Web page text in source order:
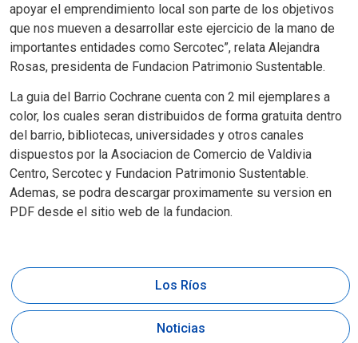
apoyar el emprendimiento local son parte de los objetivos
que nos mueven a desarrollar este ejercicio de la mano de
importantes entidades como Sercotec”, relata Alejandra
Rosas, presidenta de Fundacion Patrimonio Sustentable.
La guia del Barrio Cochrane cuenta con 2 mil ejemplares a
color, los cuales seran distribuidos de forma gratuita dentro
del barrio, bibliotecas, universidades y otros canales
dispuestos por la Asociacion de Comercio de Valdivia
Centro, Sercotec y Fundacion Patrimonio Sustentable.
Ademas, se podra descargar proximamente su version en
PDF desde el sitio web de la fundacion.
Los Ríos
Noticias